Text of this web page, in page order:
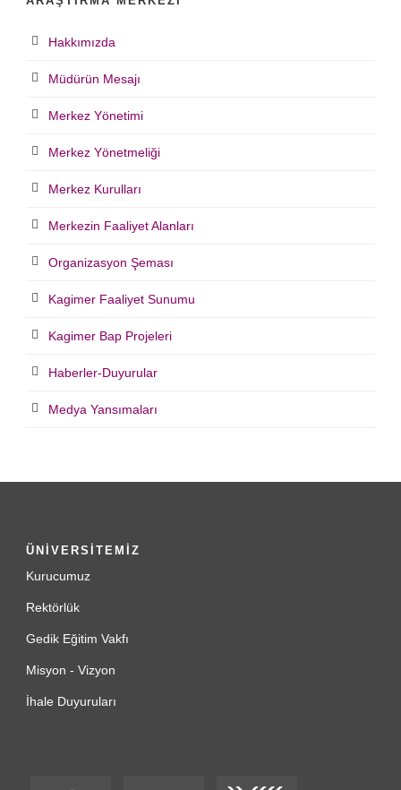
Hakkımızda
Müdürün Mesajı
Merkez Yönetimi
Merkez Yönetmeliği
Merkez Kurulları
Merkezin Faaliyet Alanları
Organizasyon Şeması
Kagimer Faaliyet Sunumu
Kagimer Bap Projeleri
Haberler-Duyurular
Medya Yansımaları
ÜNİVERSİTEMİZ
Kurucumuz
Rektörlük
Gedik Eğitim Vakfı
Misyon - Vizyon
İhale Duyuruları